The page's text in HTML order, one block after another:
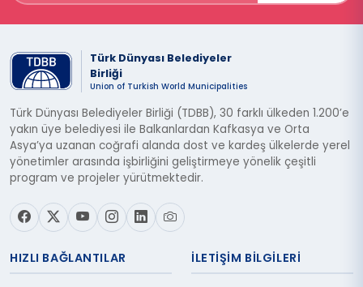
Türk Dünyası Belediyeler
Birliği
Union of Turkish World Municipalities
Türk Dünyası Belediyeler Birliği (TDBB), 30 farklı ülkeden 1.200’e
yakın üye belediyesi ile Balkanlardan Kafkasya ve Orta
Asya’ya uzanan coğrafi alanda dost ve kardeş ülkelerde yerel
yönetimler arasında işbirliğini geliştirmeye yönelik çeşitli
program ve projeler yürütmektedir.
HIZLI BAĞLANTILAR İLETIŞIM BILGILERI